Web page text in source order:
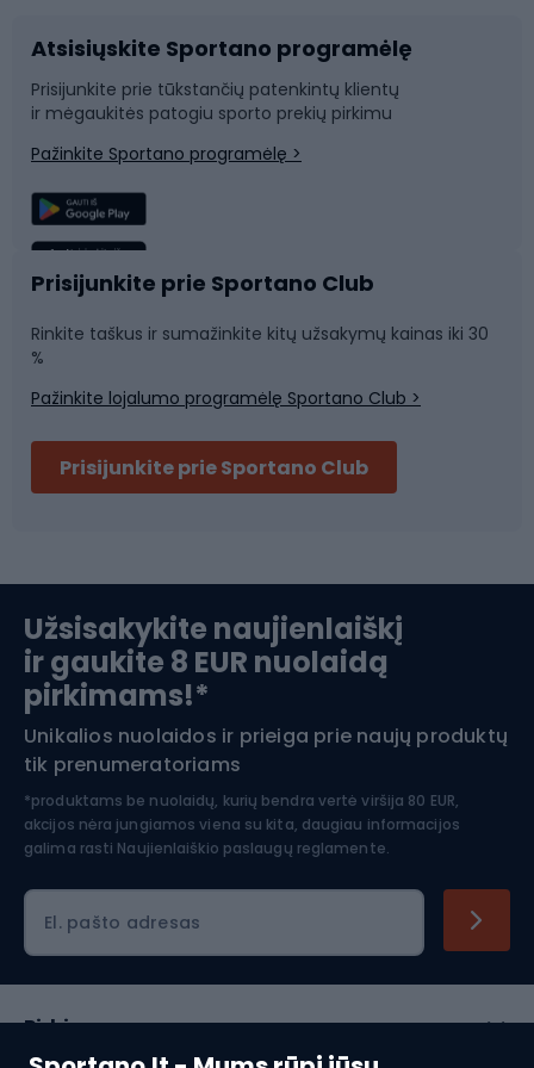
Dviračių dalys
Laipiojimas
Žvejyba
Sportinė medicina
Rogutės ir čiuožynės
Snieglenčių sportas
Plaukimas
Komandinis sportas
Slidinėjimas
Apranga žiemos sportui
Šiaurietiškas ėjimas
Atsisiųskite Sportano programėlę
Prisijunkite prie tūkstančių patenkintų klientų
ir mėgaukitės patogiu sporto prekių pirkimu
Pažinkite Sportano programėlę >
Prisijunkite prie Sportano Club
Rinkite taškus ir sumažinkite kitų užsakymų kainas iki 30
%
Pažinkite lojalumo programėlę Sportano Club >
Prisijunkite prie Sportano Club
Užsisakykite naujienlaiškį
ir gaukite 8 EUR nuolaidą
pirkimams!*
Unikalios nuolaidos ir prieiga prie naujų produktų
tik prenumeratoriams
*produktams be nuolaidų, kurių bendra vertė viršija 80 EUR,
akcijos nėra jungiamos viena su kita, daugiau informacijos
galima rasti Naujienlaiškio paslaugų reglamente.
El. pašto adresas
Pirkimas